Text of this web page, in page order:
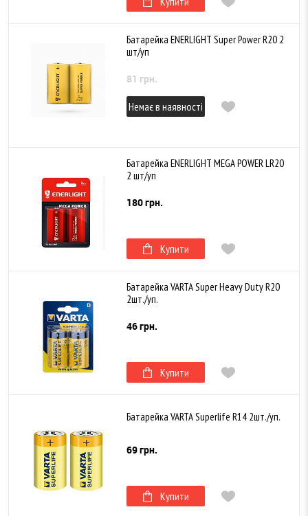
Батарейка ENERLIGHT Super Power R20 2
шт/уп
81 грн.
Немає в наявності
Батарейка ENERLIGHT MEGA POWER LR20
2 шт/уп
180 грн.
Купити
Батарейка VARTA Super Heavy Duty R20
2шт./уп.
46 грн.
Купити
Батарейка VARTA Superlife R14 2шт./уп.
69 грн.
Купити